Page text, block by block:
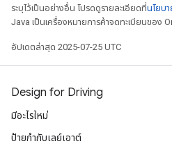
ระบุไว้เป็นอย่างอื่น โปรดดูรายละเอียดที่นโยบ
Java เป็นเครื่องหมายการค้าจดทะเบียนของ
อัปเดตล่าสุด 2025-07-25 UTC
Design for Driving
มีอะไรใหม่
ป้ายกํากับเลย์เอาต์